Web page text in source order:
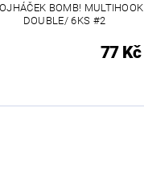
BOMB! MULTIHOOK
DOUBLE/ 6KS #2
77 Kč